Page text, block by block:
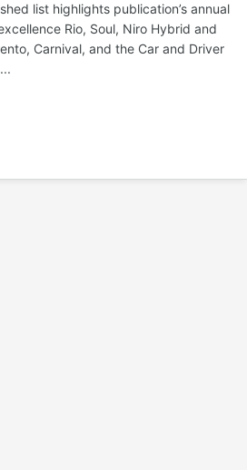
list highlights publication’s annual
Rio, Soul, Niro Hybrid and
Carnival, and the Car and Driver